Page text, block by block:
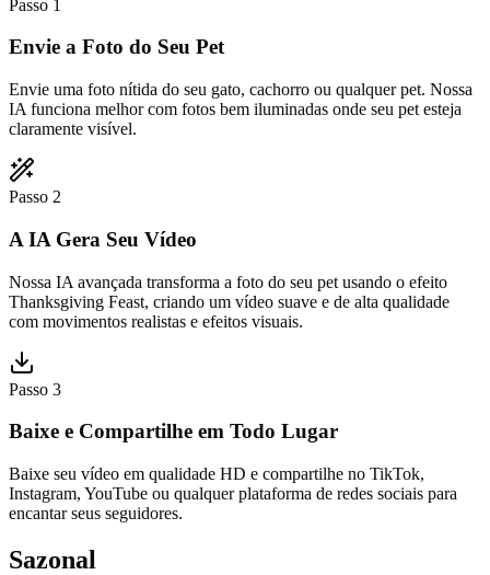
Passo 1
Envie a Foto do Seu Pet
Envie uma foto nítida do seu gato, cachorro ou qualquer pet. Nossa
IA funciona melhor com fotos bem iluminadas onde seu pet esteja
claramente visível.
Passo 2
A IA Gera Seu Vídeo
Nossa IA avançada transforma a foto do seu pet usando o efeito
Thanksgiving Feast, criando um vídeo suave e de alta qualidade
com movimentos realistas e efeitos visuais.
Passo 3
Baixe e Compartilhe em Todo Lugar
Baixe seu vídeo em qualidade HD e compartilhe no TikTok,
Instagram, YouTube ou qualquer plataforma de redes sociais para
encantar seus seguidores.
Sazonal